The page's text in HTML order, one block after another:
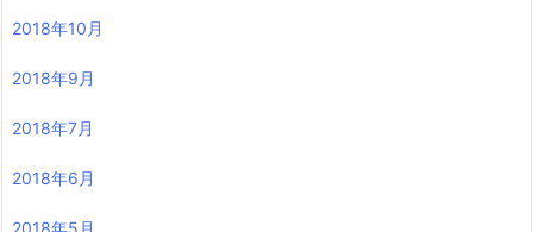
2018年10月
2018年9月
2018年7月
2018年6月
2018年5月